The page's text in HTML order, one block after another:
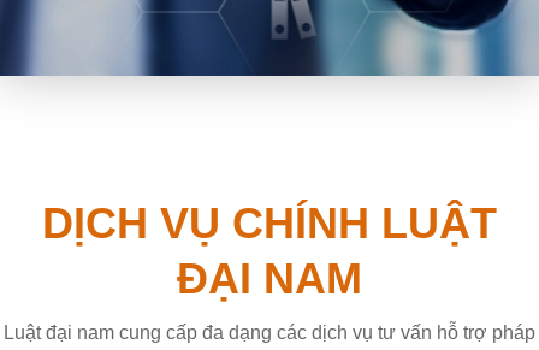
DỊCH VỤ CHÍNH LUẬT
ĐẠI NAM
Luật đại nam cung cấp đa dạng các dịch vụ tư vấn hỗ trợ pháp